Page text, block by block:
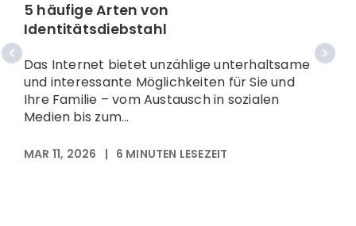
5 häufige Arten von
Identitätsdiebstahl
Das Internet bietet unzählige unterhaltsame
und interessante Möglichkeiten für Sie und
Ihre Familie – vom Austausch in sozialen
Medien bis zum...
MAR 11, 2026 | 6 MINUTEN LESEZEIT